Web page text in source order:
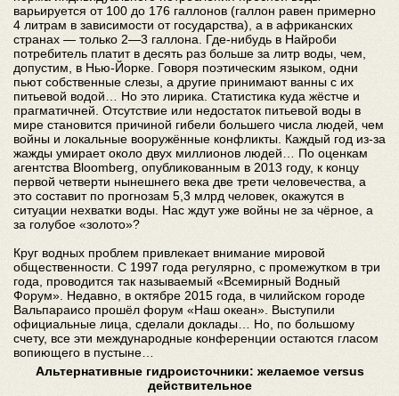
варьируется от 100 до 176 галлонов (галлон равен примерно
4 литрам в зависимости от государства), а в африканских
странах — только 2—3 галлона. Где-нибудь в Найроби
потребитель платит в десять раз больше за литр воды, чем,
допустим, в Нью-Йорке. Говоря поэтическим языком, одни
пьют собственные слезы, а другие принимают ванны с их
питьевой водой… Но это лирика. Статистика куда жёстче и
прагматичней. Отсутствие или недостаток питьевой воды в
мире становится причиной гибели большего числа людей, чем
войны и локальные вооружённые конфликты. Каждый год из-за
жажды умирает около двух миллионов людей… По оценкам
агентства Bloomberg, опубликованным в 2013 году, к концу
первой четверти нынешнего века две трети человечества, а
это составит по прогнозам 5,3 млрд человек, окажутся в
ситуации нехватки воды. Нас ждут уже войны не за чёрное, а
за голубое «золото»?
Круг водных проблем привлекает внимание мировой
общественности. C 1997 года регулярно, с промежутком в три
года, проводится так называемый «Всемирный Водный
Форум». Недавно, в октябре 2015 года, в чилийском городе
Вальпараисо прошёл форум «Наш океан». Выступили
официальные лица, сделали доклады… Но, по большому
счету, все эти международные конференции остаются гласом
вопиющего в пустыне…
Альтернативные гидроисточники: желаемое versus
действительное